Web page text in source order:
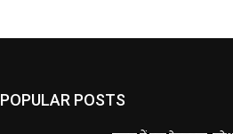
POPULAR POSTS